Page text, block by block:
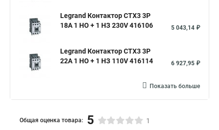
Legrand Контактор CTX3 3P
18A 1 НО + 1 НЗ 230V 416106
5 043,14 ₽
Legrand Контактор CTX3 3P
22A 1 НО + 1 НЗ 110V 416114
6 927,95 ₽
Показать больше
Общая оценка товара: 5 1